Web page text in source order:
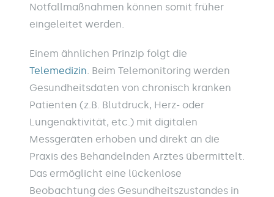
Notfallmaßnahmen können somit früher
eingeleitet werden.
Einem ähnlichen Prinzip folgt die
Telemedizin . Beim Telemonitoring werden
Gesundheitsdaten von chronisch kranken
Patienten (z.B. Blutdruck, Herz- oder
Lungenaktivität, etc.) mit digitalen
Messgeräten erhoben und direkt an die
Praxis des Behandelnden Arztes übermittelt.
Das ermöglicht eine lückenlose
Beobachtung des Gesundheitszustandes in